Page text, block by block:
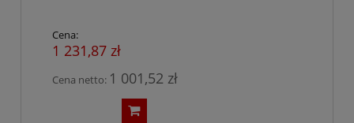
Cena:
1 231,87 zł
Cena netto: 1 001,52 zł